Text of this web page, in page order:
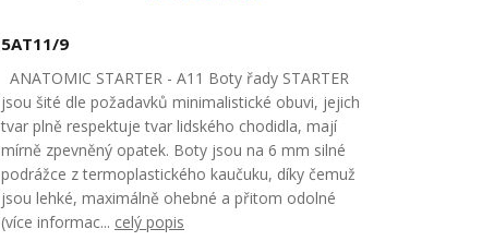
5AT11/9
ANATOMIC STARTER - A11 Boty řady STARTER
jsou šité dle požadavků minimalistické obuvi, jejich
tvar plně respektuje tvar lidského chodidla, mají
mírně zpevněný opatek. Boty jsou na 6 mm silné
podrážce z termoplastického kaučuku, díky čemuž
jsou lehké, maximálně ohebné a přitom odolné
(více informac... celý popis